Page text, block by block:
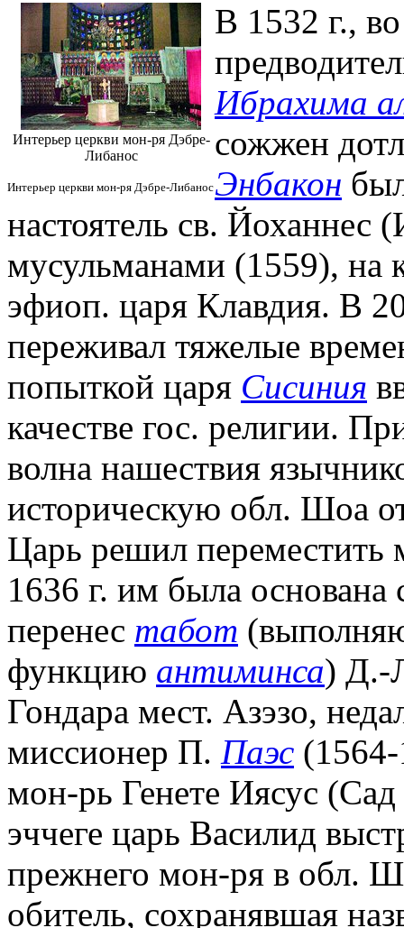
Интерьер церкви мон-ря Дэбре-
Либанос
Интерьер церкви мон-ря Дэбре-Либанос
В 1532 г.,
Ибрахима
сожжен
Энбакон
настоятель св. Йоханнес
мусульманами (1559), на
эфиоп. царя Клавдия. В
переживал тяжелые
попыткой царя Сисиния
качестве гос. религии.
волна нашествия
историческую обл. Шоа
Царь решил переместить
1636 г. им была основана
перенес табот
функцию антиминса) Д.-
Гондара мест. Азэзо,
миссионер П. Паэс (1564-
мон-рь Генете Иясус
эччеге царь Василид
прежнего мон-ря в обл.
обитель, сохранявшая